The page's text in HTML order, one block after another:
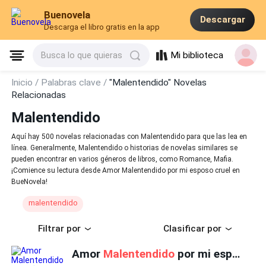
Buenovela
Descarga el libro gratis en la app
Descargar
Busca lo que quieras Mi biblioteca
Inicio / Palabras clave /"Malentendido" Novelas
Relacionadas
Malentendido
Aquí hay 500 novelas relacionadas con Malentendido para que las lea en
línea. Generalmente, Malentendido o historias de novelas similares se
pueden encontrar en varios géneros de libros, como Romance, Mafia.
¡Comience su lectura desde Amor Malentendido por mi esposo cruel en
BueNovela!
malentendido
Filtrar por Clasificar por
Amor Malentendido por mi esposo cruel